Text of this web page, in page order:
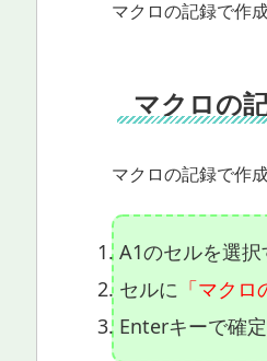
マクロの記録で作
マクロの
マクロの記録で作
A1のセルを選択
セルに 「マク
Enterキーで確